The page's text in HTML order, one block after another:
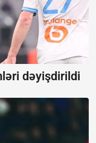
dəyişdirildi